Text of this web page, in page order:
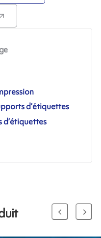
d’étiquettes
d’étiquettes